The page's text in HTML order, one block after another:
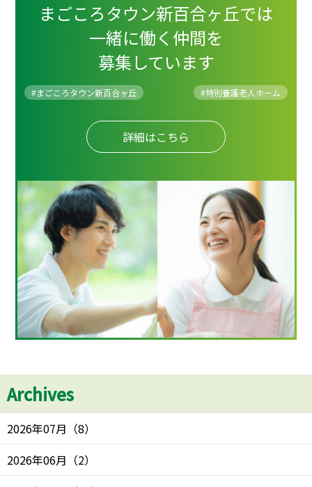
まごころタウン新百合ヶ丘では
一緒に働く仲間を
募集しています
#まごころタウン新百合ヶ丘 #特別養護老人ホーム
詳細はこちら
Archives
2026年07月 （8）
2026年06月 （2）